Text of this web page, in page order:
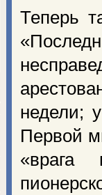
Теперь
недели;
Первой
«врага